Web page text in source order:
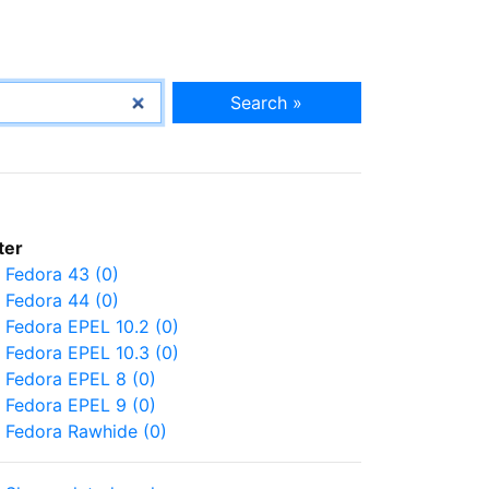
Search »
Fedora 43 (0)
Fedora 44 (0)
Fedora EPEL 10.2 (0)
Fedora EPEL 10.3 (0)
Fedora EPEL 8 (0)
Fedora EPEL 9 (0)
Fedora Rawhide (0)